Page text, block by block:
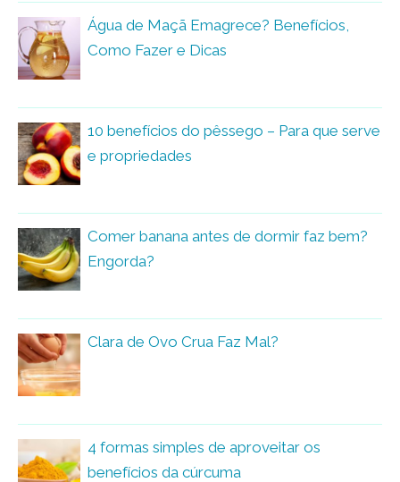
Água de Maçã Emagrece? Benefícios,
Como Fazer e Dicas
10 benefícios do pêssego – Para que serve
e propriedades
Comer banana antes de dormir faz bem?
Engorda?
Clara de Ovo Crua Faz Mal?
4 formas simples de aproveitar os
benefícios da cúrcuma